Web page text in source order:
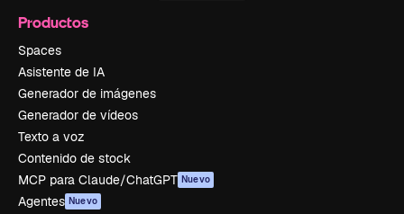
Productos
Spaces
Asistente de IA
Generador de imágenes
Generador de vídeos
Texto a voz
Contenido de stock
MCP para Claude/ChatGPT Nuevo
Agentes Nuevo